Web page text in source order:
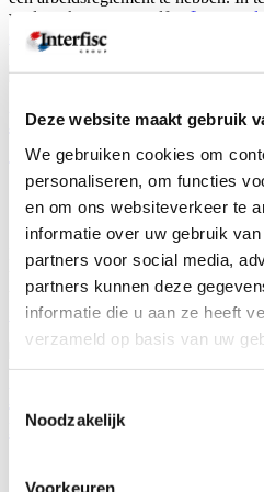
Deze website maakt gebruik
We gebruiken cookies om
personaliseren, om functies
en om ons websiteverkeer te
informatie over uw gebruik
partners voor social media,
partners kunnen deze
informatie die u aan ze heeft
verzameld op basis van uw
Noodzakelijk
Voorkeuren
veel werkgevers er zelf… Lees
een verplichting voor werkgevers
België vs. Nederland:
&
Karen Thompson
05/05/202609/06/2026
BE-NL CONNECT HR DAY |
tussen Belgen en Nederlanders
werkgever personeel in Nederland
België vs. Nederland:
Minder onzekerheid
in Nederland?